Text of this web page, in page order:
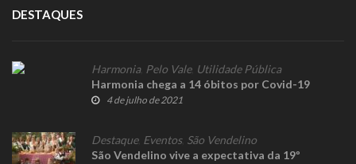
DESTAQUES
Harmonia, Pelo Vale, Utilidade Pública
Harmonia chega a 14 óbitos por Covid-19
4 de julho de 2021
Destaque, Eventos, São Vendelino
São Vendelino vive a expectativa da 19º